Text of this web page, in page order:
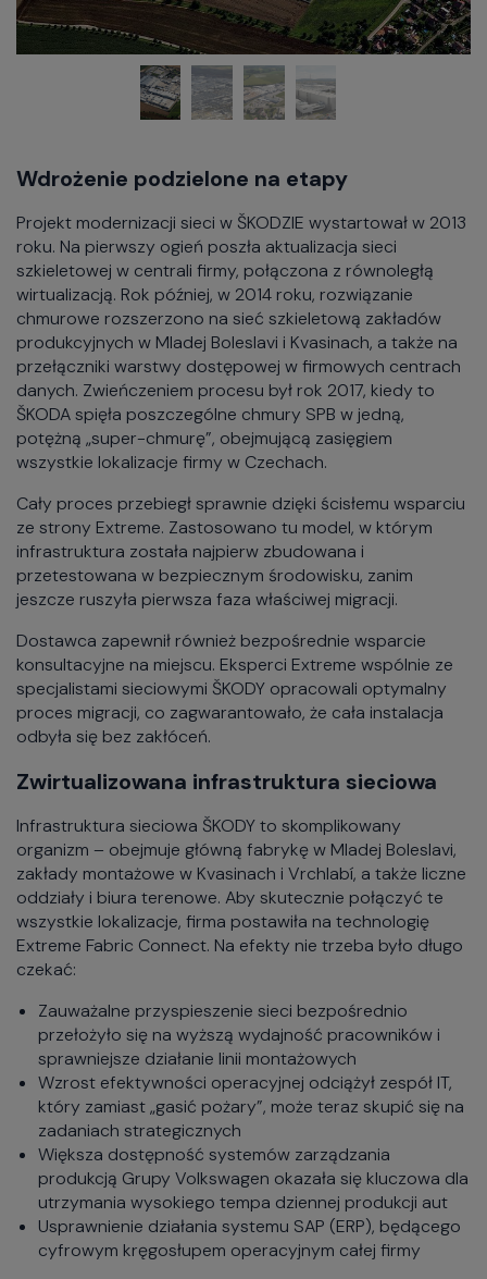
Wdrożenie podzielone na etapy
Projekt modernizacji sieci w ŠKODZIE wystartował w 2013
roku. Na pierwszy ogień poszła aktualizacja sieci
szkieletowej w centrali firmy, połączona z równoległą
wirtualizacją. Rok później, w 2014 roku, rozwiązanie
chmurowe rozszerzono na sieć szkieletową zakładów
produkcyjnych w Mladej Boleslavi i Kvasinach, a także na
przełączniki warstwy dostępowej w firmowych centrach
danych. Zwieńczeniem procesu był rok 2017, kiedy to
ŠKODA spięła poszczególne chmury SPB w jedną,
potężną „super-chmurę”, obejmującą zasięgiem
wszystkie lokalizacje firmy w Czechach.
Cały proces przebiegł sprawnie dzięki ścisłemu wsparciu
ze strony Extreme. Zastosowano tu model, w którym
infrastruktura została najpierw zbudowana i
przetestowana w bezpiecznym środowisku, zanim
jeszcze ruszyła pierwsza faza właściwej migracji.
Dostawca zapewnił również bezpośrednie wsparcie
konsultacyjne na miejscu. Eksperci Extreme wspólnie ze
specjalistami sieciowymi ŠKODY opracowali optymalny
proces migracji, co zagwarantowało, że cała instalacja
odbyła się bez zakłóceń.
Zwirtualizowana infrastruktura sieciowa
Infrastruktura sieciowa ŠKODY to skomplikowany
organizm – obejmuje główną fabrykę w Mladej Boleslavi,
zakłady montażowe w Kvasinach i Vrchlabí, a także liczne
oddziały i biura terenowe. Aby skutecznie połączyć te
wszystkie lokalizacje, firma postawiła na technologię
Extreme Fabric Connect. Na efekty nie trzeba było długo
czekać:
Zauważalne przyspieszenie sieci bezpośrednio
przełożyło się na wyższą wydajność pracowników i
sprawniejsze działanie linii montażowych
Wzrost efektywności operacyjnej odciążył zespół IT,
który zamiast „gasić pożary”, może teraz skupić się na
zadaniach strategicznych
Większa dostępność systemów zarządzania
produkcją Grupy Volkswagen okazała się kluczowa dla
utrzymania wysokiego tempa dziennej produkcji aut
Usprawnienie działania systemu SAP (ERP), będącego
cyfrowym kręgosłupem operacyjnym całej firmy